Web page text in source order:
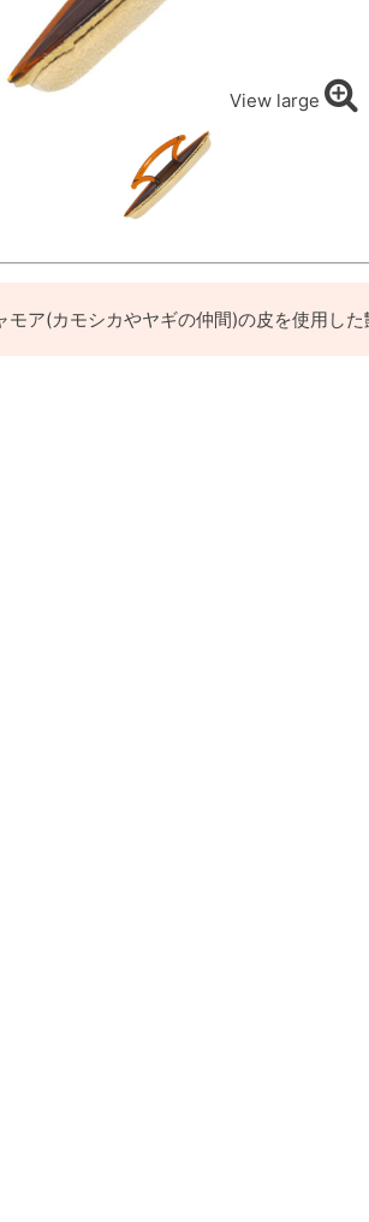
View large
モア(カモシカやヤギの仲間)の皮を使用した